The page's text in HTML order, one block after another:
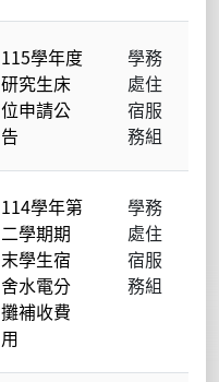
115學年度
研究生床
位申請公
告
學務
處住
宿服
務組
114學年第
二學期期
末學生宿
舍水電分
攤補收費
用
學務
處住
宿服
務組